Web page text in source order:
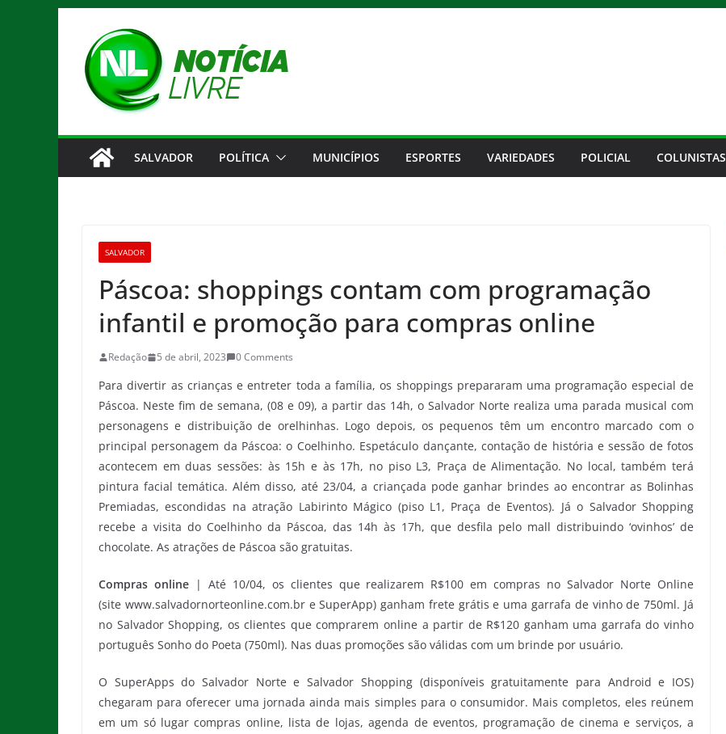
conteúdo
SALVADOR POLÍTICA MUNICÍPIOS ESPORTES VARIEDADES POLICIAL COLUNISTAS
SALVADOR
Páscoa: shoppings contam com programação
infantil e promoção para compras online
Redação 5 de abril, 2023 0 Comments
Para divertir as crianças e entreter toda a família, os shoppings prepararam uma programação especial de
Páscoa. Neste fim de semana, (08 e 09), a partir das 14h, o Salvador Norte realiza uma parada musical com
personagens e distribuição de orelhinhas. Logo depois, os pequenos têm um encontro marcado com o
principal personagem da Páscoa: o Coelhinho. Espetáculo dançante, contação de história e sessão de fotos
acontecem em duas sessões: às 15h e às 17h, no piso L3, Praça de Alimentação. No local, também terá
pintura facial temática. Além disso, até 23/04, a criançada pode ganhar brindes ao encontrar as Bolinhas
Premiadas, escondidas na atração Labirinto Mágico (piso L1, Praça de Eventos). Já o Salvador Shopping
recebe a visita do Coelhinho da Páscoa, das 14h às 17h, que desfila pelo mall distribuindo ‘ovinhos’ de
chocolate. As atrações de Páscoa são gratuitas.
Compras online| Até 10/04, os clientes que realizarem R$100 em compras no Salvador Norte Online
(site www.salvadornorteonline.com.br e SuperApp) ganham frete grátis e uma garrafa de vinho de 750ml. Já
no Salvador Shopping, os clientes que comprarem online a partir de R$120 ganham uma garrafa do vinho
português Sonho do Poeta (750ml). Nas duas promoções são válidas com um brinde por usuário.
O SuperApps do Salvador Norte e Salvador Shopping (disponíveis gratuitamente para Android e IOS)
chegaram para oferecer uma jornada ainda mais simples para o consumidor. Mais completos, eles reúnem
em um só lugar compras online, lista de lojas, agenda de eventos, programação de cinema e serviços, a